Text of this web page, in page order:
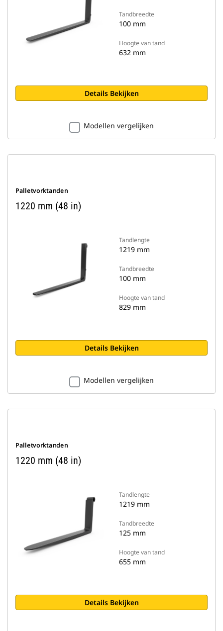
Tandbreedte
100 mm
Hoogte van tand
632 mm
Details Bekijken
Modellen vergelijken
Palletvorktanden
1220 mm (48 in)
Tandlengte
1219 mm
Tandbreedte
100 mm
Hoogte van tand
829 mm
Details Bekijken
Modellen vergelijken
Palletvorktanden
1220 mm (48 in)
Tandlengte
1219 mm
Tandbreedte
125 mm
Hoogte van tand
655 mm
Details Bekijken